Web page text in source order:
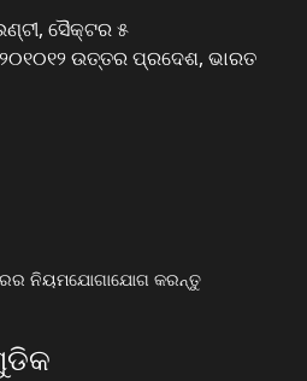
ସୈକ୍ଟର ୫
୨୦୧୦୧୨ ଉତ୍ତର ପ୍ରଦେଶ, ଭାରତ
ନିୟମଯୋଗାଯୋଗ କରନ୍ତୁ